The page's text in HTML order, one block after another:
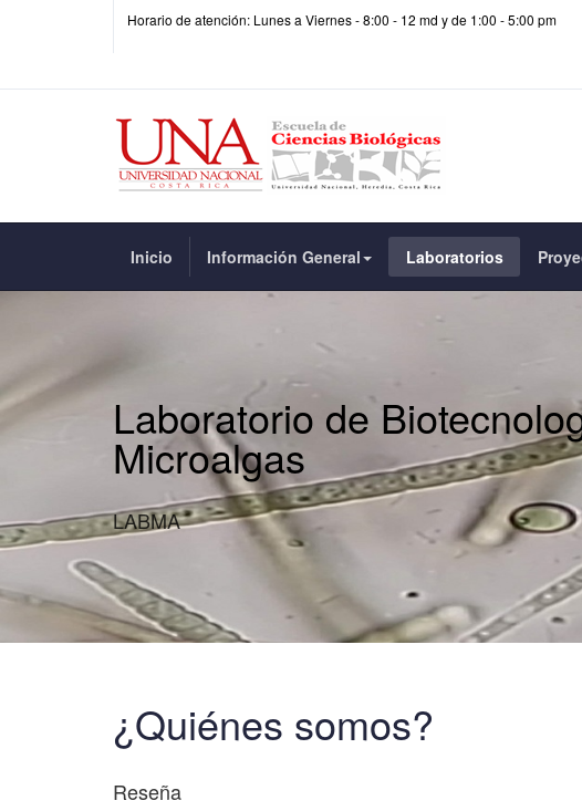
Horario de atención: Lunes a Viernes - 8:00 - 12 md y de 1:00 - 5:00 pm
Inicio Información General Laboratorios
Laboratorio de
Microalgas
LABMA
¿Quiénes somos?
Reseña